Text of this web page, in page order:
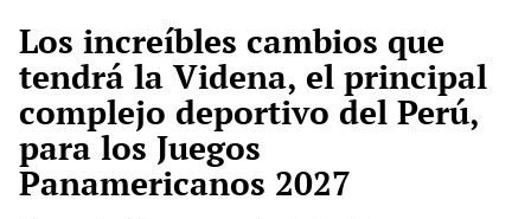
Los increíbles cambios que
tendrá la Videna, el principal
complejo deportivo del Perú,
para los Juegos
Panamericanos 2027